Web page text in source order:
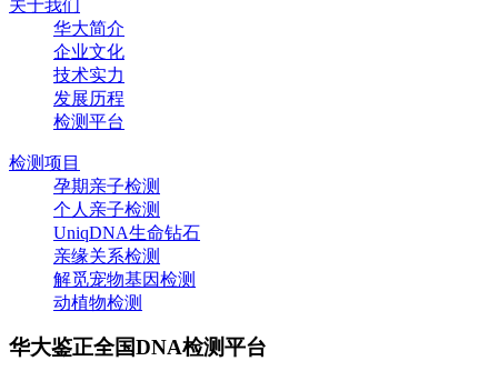
关于我们
华大简介
企业文化
技术实力
发展历程
检测平台
检测项目
孕期亲子检测
个人亲子检测
UniqDNA生命钻石
亲缘关系检测
解觅宠物基因检测
动植物检测
华大鉴正全国DNA检测平台